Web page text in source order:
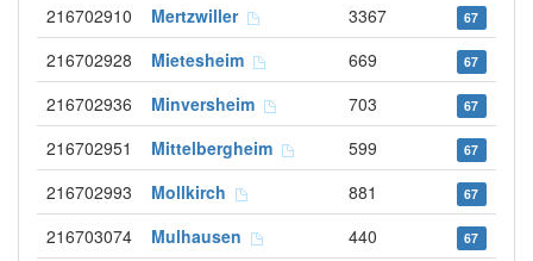
216702910 Mertzwiller 3367 67
216702928 Mietesheim 669 67
216702936 Minversheim 703 67
216702951 Mittelbergheim 599 67
216702993 Mollkirch 881 67
216703074 Mulhausen 440 67